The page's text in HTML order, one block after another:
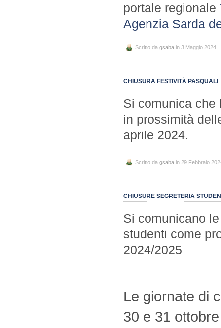
portale regionale
Agenzia Sarda
Scritto da gsaba in 3 Maggio 2024
CHIUSURA FESTIVITÀ PASQUALI
Si comunica che
in prossimità
aprile 2024.
Scritto da gsaba in 29 Febbraio
CHIUSURE SEGRETERIA
Si comunicano
studenti come
2024/2025
Le giornate di
30 e 31